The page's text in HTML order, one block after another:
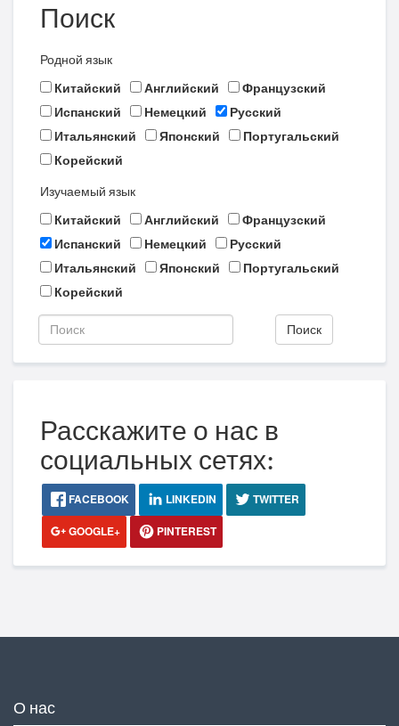
Поиск
Родной язык
Китайский
Английский
Французский
Испанский
Немецкий
Русский
Итальянский
Японский
Португальский
Корейский
Изучаемый язык
Китайский
Английский
Французский
Испанский
Немецкий
Русский
Итальянский
Японский
Португальский
Корейский
Поиск
Расскажите о нас в
социальных сетях:
FACEBOOK LINKEDIN
TWITTER
GOOGLE+
PINTEREST
О нас